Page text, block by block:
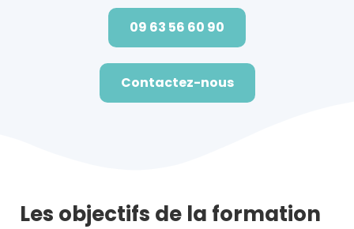
09 63 56 60 90
Contactez-nous
Les objectifs de la formation